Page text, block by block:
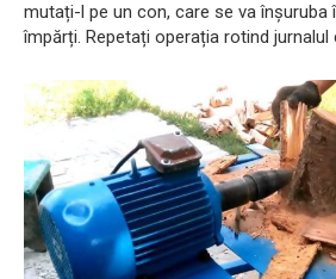
mutați-l pe un con, care se va înșuruba
împărți. Repetați operația rotind jurnalul